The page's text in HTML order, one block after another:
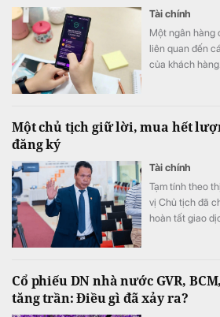
Tài chính
Một ngân hàng
liên quan đến
của khách hàng.
Một chủ tịch giữ lời, mua hết
đăng ký
Tài chính
Tạm tính theo
vị Chủ tịch đã
hoàn tất giao
Cổ phiếu DN nhà nước GVR,
tăng trần: Điều gì đã xảy ra?